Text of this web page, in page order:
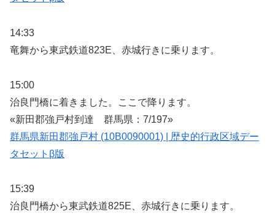
14:33
竜舞から東武鉄道823E、赤城行きに乗ります。
15:00
治良門橋に着きました。ここで降ります。
«新田郡強戸村到達 群馬県：7/197»
群馬県新田郡強戸村 (10B0090001) | 歴史的行政区域デー
タセットβ版
15:39
治良門橋から東武鉄道825E、赤城行きに乗ります。